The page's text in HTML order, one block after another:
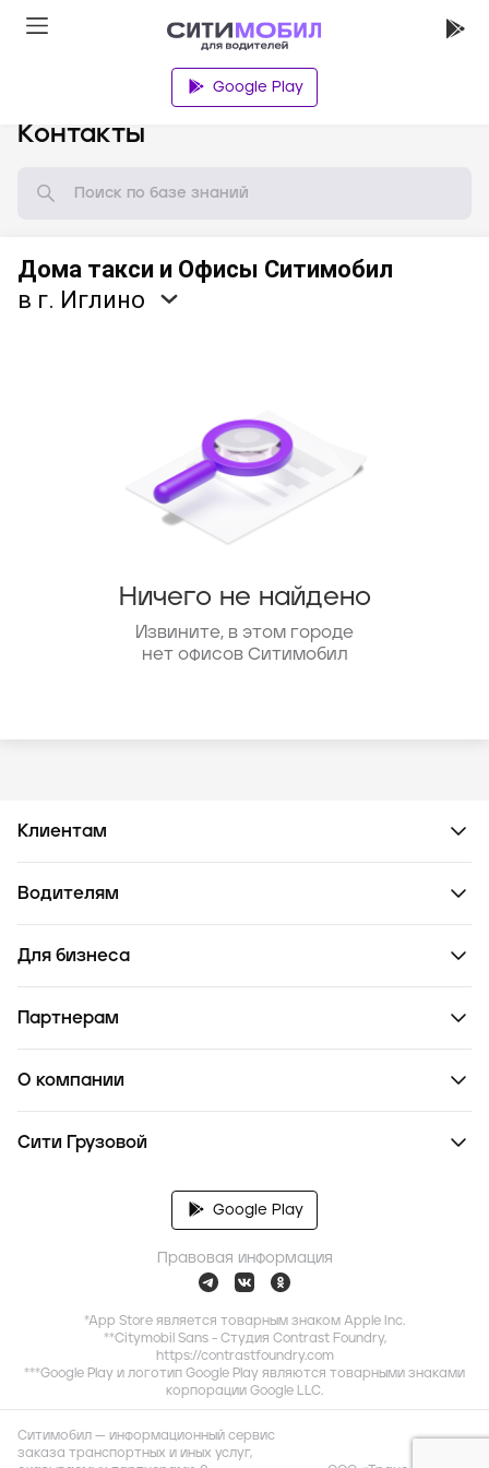
Google Play
Контакты
Дома такси и Офисы Ситимобил
в г. Иглино
Ничего не найдено
Извините, в этом городе
нет офисов Ситимобил
Клиентам
Водителям
Для бизнеса
Партнерам
О компании
Сити Грузовой
Google Play
Правовая информация
*App Store является товарным знаком Apple Inc.
**Citymobil Sans - Студия Contrast Foundry,
https://contrastfoundry.com
***Google Play и логотип Google Play являются товарными знаками
корпорации Google LLC.
Ситимобил — информационный сервис
заказа транспортных и иных услуг,